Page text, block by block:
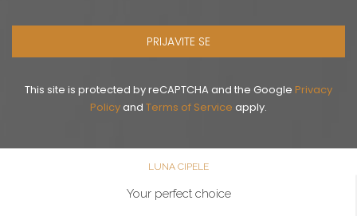
PRIJAVITE SE
This site is protected by reCAPTCHA and the Google Privacy
Policyand Terms of Service apply.
LUNA CIPELE
Your perfect choice